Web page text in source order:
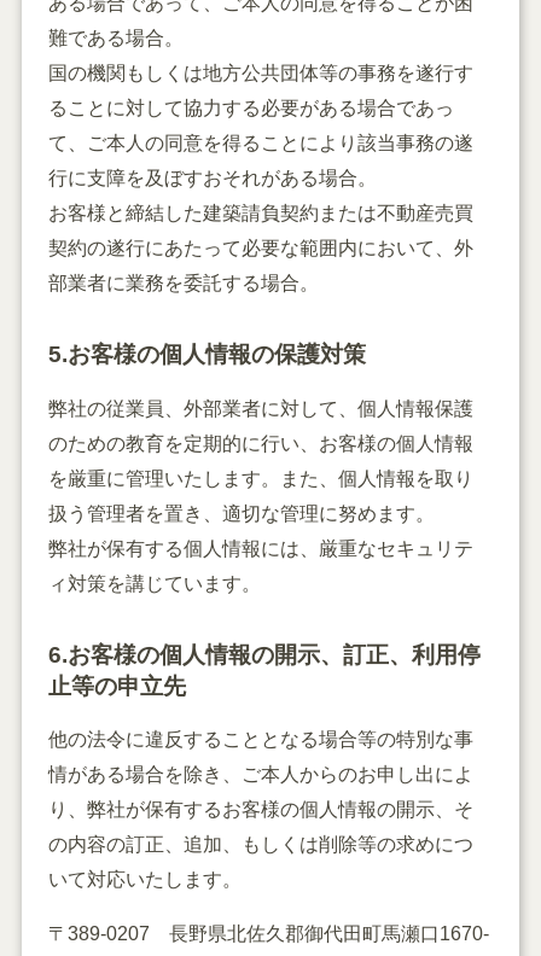
難である場合。
国の機関もしくは地方公共団体等の事務を遂行す
ることに対して協力する必要がある場合であっ
て、ご本人の同意を得ることにより該当事務の遂
行に支障を及ぼすおそれがある場合。
お客様と締結した建築請負契約または不動産売買
契約の遂行にあたって必要な範囲内において、外
部業者に業務を委託する場合。
5.お客様の個人情報の保護対策
弊社の従業員、外部業者に対して、個人情報保護
のための教育を定期的に行い、お客様の個人情報
を厳重に管理いたします。また、個人情報を取り
扱う管理者を置き、適切な管理に努めます。
弊社が保有する個人情報には、厳重なセキュリテ
ィ対策を講じています。
6.お客様の個人情報の開示、訂正、利用停
止等の申立先
他の法令に違反することとなる場合等の特別な事
情がある場合を除き、ご本人からのお申し出によ
り、弊社が保有するお客様の個人情報の開示、そ
の内容の訂正、追加、もしくは削除等の求めにつ
いて対応いたします。
〒389-0207 長野県北佐久郡御代田町馬瀬口1670-